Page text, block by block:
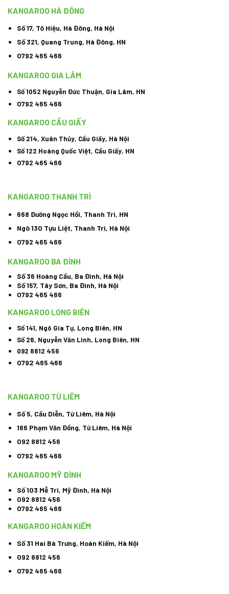
KANGAROO HÀ ĐÔNG
Số 17, Tô Hiệu, Hà Đông, Hà Nội
Số 321, Quang Trung, Hà Đông, HN
0792 465 466
KANGAROO GIA LÂM
Số 1052 Nguyễn Đức Thuận, Gia Lâm, HN
0792 465 466
KANGAROO CẦU GIẤY
Số 214, Xuân Thủy, Cầu Giấy, Hà Nội
Số 122 Hoàng Quốc Việt, Cầu Giấy, HN
0792 465 466
KANGAROO THANH TRÌ
668 Đường Ngọc Hồi, Thanh Trì, HN
Ngõ 130 Tựu Liệt, Thanh Trì, Hà Nội
0792 465 466
KANGAROO BA ĐÌNH
Số 36 Hoàng Cầu, Ba Đình, Hà Nội
Số 157, Tây Sơn, Ba Đình, Hà Nội
0792 465 466
KANGAROO LONG BIÊN
Số 141, Ngô Gia Tự, Long Biên, HN
Số 26, Nguyễn Văn Linh, Long Biên, HN
092 8812 456
0792 465 466
KANGAROO TỪ LIÊM
Số 5, Cầu Diễn, Từ Liêm, Hà Nội
166 Phạm Văn Đồng, Từ Liêm, Hà Nội
092 8812 456
0792 465 466
KANGAROO MỸ ĐÌNH
Số 103 Mễ Trì, Mỹ Đình, Hà Nội
092 8812 456
0792 465 466
KANGAROO HOÀN KIẾM
Số 31 Hai Bà Trưng, Hoàn Kiếm, Hà Nội
092 8812 456
0792 465 466